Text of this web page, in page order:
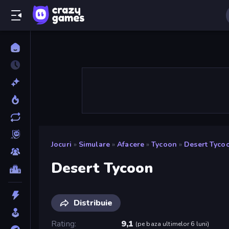
Jocuri » Simulare » Afacere » Tycoon » Desert
Desert Tycoon
Distribuie
Rating
9,1 (pe baza ultimelor 6 luni)